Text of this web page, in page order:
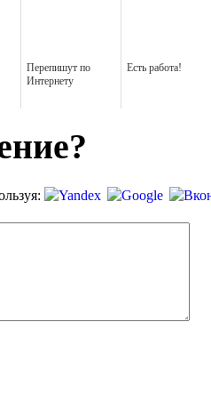
Перепишут по
Интернету
Есть работа!